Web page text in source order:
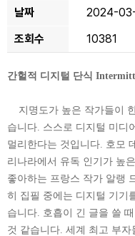
날짜
2024-
조회수
10381
간헐적 디지털 단식
지명도가 높은 작가들이
습니다. 스스로 디지털 미디
멀리한다는 것입니다. 호모
리나라에서 유독 인기가 높
좋아하는 프랑스 작가 알랭
히 집필 중에는 디지털 기기
습니다. 호흡이 긴 글을 쓸
것 같습니다. 세계 최고 부